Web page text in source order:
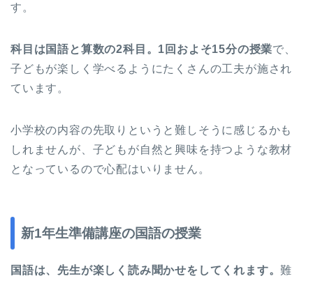
す。
科目は国語と算数の2科目。1回およそ15分の授業で、
子どもが楽しく学べるようにたくさんの工夫が施され
ています。
小学校の内容の先取りというと難しそうに感じるかも
しれませんが、子どもが自然と興味を持つような教材
となっているので心配はいりません。
新1年生準備講座の国語の授業
国語は、先生が楽しく読み聞かせをしてくれます。難